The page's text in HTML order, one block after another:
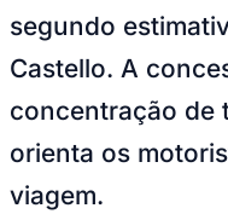
Brasileirão Série B
Copa do Brasil
Sul-Americana
Champions League
segundo
Castello. A
concentração de
orienta os
viagem.